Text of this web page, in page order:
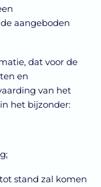
aangeboden
dat voor de
en
van het
het bijzonder:
stand zal komen